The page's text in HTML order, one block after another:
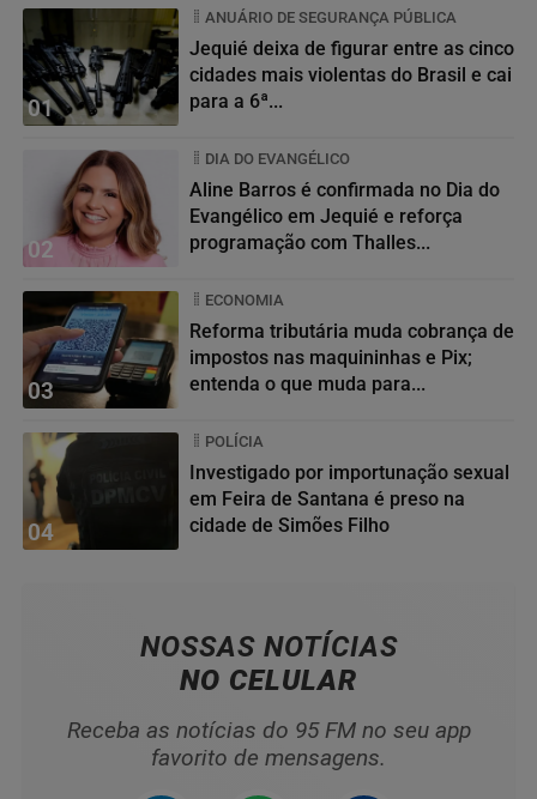
01
ANUÁRIO DE SEGURANÇA PÚBLICA
Jequié deixa de figurar entre as cinco
cidades mais violentas do Brasil e cai
para a 6ª...
02
DIA DO EVANGÉLICO
Aline Barros é confirmada no Dia do
Evangélico em Jequié e reforça
programação com Thalles...
03
ECONOMIA
Reforma tributária muda cobrança de
impostos nas maquininhas e Pix;
entenda o que muda para...
04
POLÍCIA
Investigado por importunação sexual
em Feira de Santana é preso na
cidade de Simões Filho
NOSSAS NOTÍCIAS
NO CELULAR
Receba as notícias do 95 FM no seu app
favorito de mensagens.